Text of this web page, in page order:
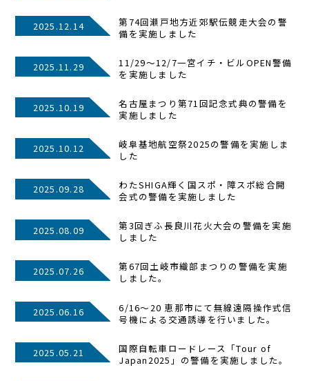
2025.12.14
第74回瀬戸地方近郊駅伝競走大会の警
備を実施しました
2025.11.29
11/29～12/7一宮イチ・ビルOPEN警備
を実施しました
2025.10.19
名古屋まつり第71回記念式典の警備を
実施しました
2025.10.12
岐阜基地航空祭2025の警備を実施しま
した
2025.09.28
わたSHIGA輝く国スポ・障スポ総合開
会式の警備を実施しました
2025.08.09
第3回ぎふ長良川花火大会の警備を実施
しました
2025.07.26
第67回土岐市織部まつりの警備を実施
しました。
2025.06.16
6/16～20 恵那市にて無線遠隔操作式信
号機による交通誘導を行いました。
2025.05.21
国際自転車ロードレース「Tour of
Japan2025」の警備を実施しました。